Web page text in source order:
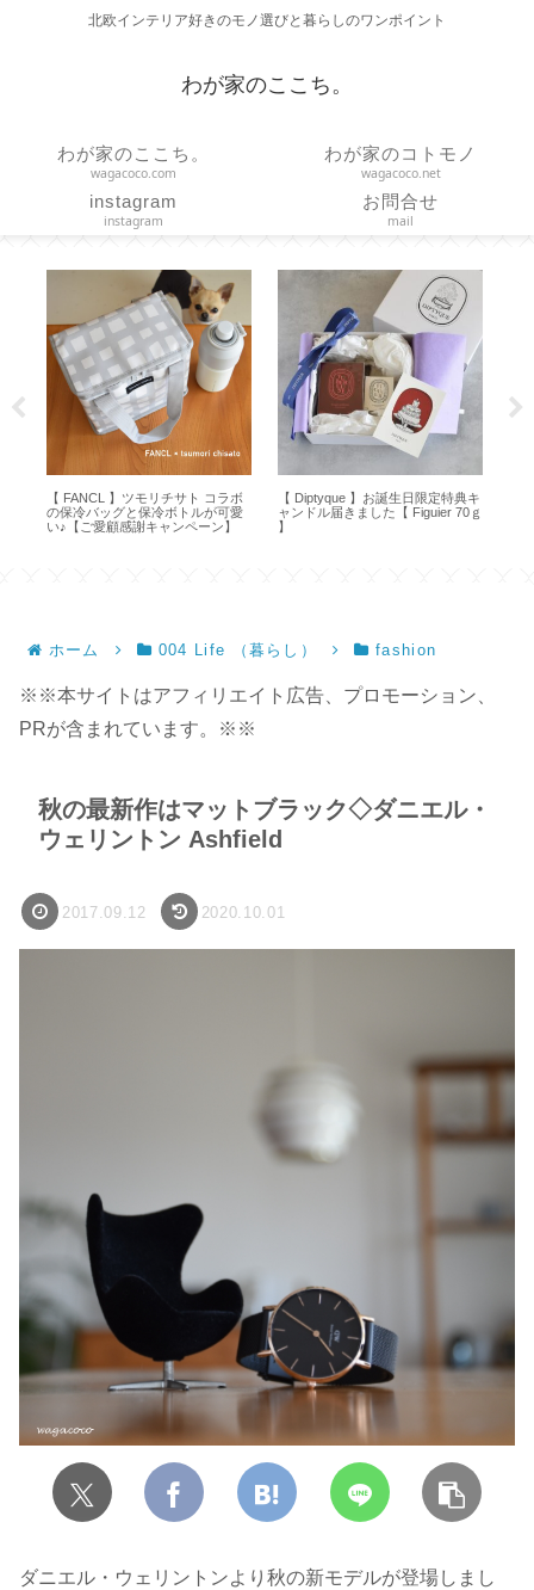
北欧インテリア好きのモノ選びと暮らしのワンポイント
わが家のここち。
わが家のここち。
wagacoco.com
わが家のコトモノ
wagacoco.net
instagram
instagram
お問合せ
mail
【 FANCL 】ツモリチサト コラボ
の保冷バッグと保冷ボトルが可愛
い♪【ご愛顧感謝キャンペーン】
【 Diptyque 】お誕生日限定特典キ
ャンドル届きました【 Figuier 70ｇ
】
ホーム 004 Life （暮らし） fashion
※※本サイトはアフィリエイト広告、プロモーション、
PRが含まれています。※※
秋の最新作はマットブラック◇ダニエル・
ウェリントン Ashfield
2017.09.12 2020.10.01
ダニエル・ウェリントンより秋の新モデルが登場しまし